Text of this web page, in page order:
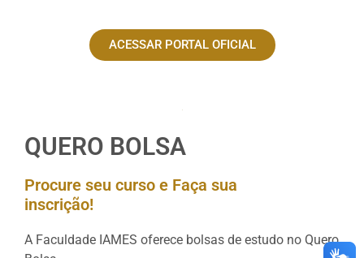
ACESSAR PORTAL OFICIAL
QUERO BOLSA
Procure seu curso e Faça sua
inscrição!
A Faculdade IAMES oferece bolsas de estudo no Quero